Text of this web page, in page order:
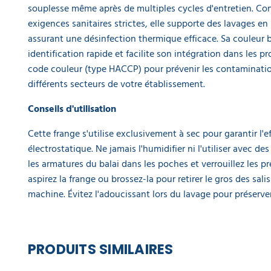
souplesse même après de multiples cycles d'entretien.
exigences sanitaires strictes, elle supporte des lavages
assurant une désinfection thermique efficace. Sa couleur
identification rapide et facilite son intégration dans les
code couleur (type HACCP) pour prévenir les
différents secteurs de votre établissement.
Conseils d'utilisation
Cette frange s'utilise exclusivement à sec pour garantir
électrostatique. Ne jamais l'humidifier ni l'utiliser avec
les armatures du balai dans les poches et verrouillez les
aspirez la frange ou brossez-la pour retirer le gros des
machine. Évitez l'adoucissant lors du lavage pour
PRODUITS SIMILAIRES